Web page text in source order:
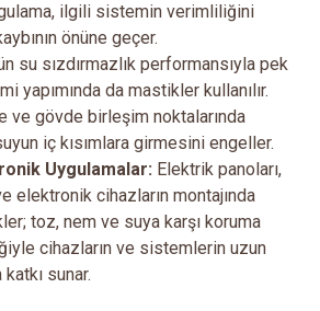
ilgili sistemin verimliliğini
önüne geçer.
su sızdırmazlık performansıyla pek
yapımında da mastikler kullanılır.
ve gövde birleşim noktalarında
iç kısımlara girmesini engeller.
Uygulamalar: Elektrik panoları,
elektronik cihazların montajında
toz, nem ve suya karşı koruma
cihazların ve sistemlerin uzun
sunar.